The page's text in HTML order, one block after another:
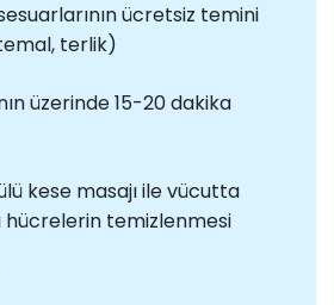
ücretsiz temini
terlik)
üzerinde 15-20 dakika
kese masajı ile vücutta
hücrelerin temizlenmesi